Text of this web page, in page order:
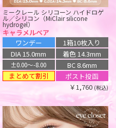
ミークレール シリコーン ハイドロゲ
ル／シリコン（MiClair silicone
hydrogel）
キャラメルベア
ワンデー
1箱10枚入り
DIA 15.0mm
着色 14.3mm
±0.00〜-8.00
BC 8.6mm
まとめて割引
ポスト投函
￥1,760 (税込)
アイクローゼット シリコーン ハイド
ロゲル／シリコン（eye closet
SILICONE HYDROGEL）
ペアグレー
ワンデー
1箱10枚入り
DIA 14.0mm
着色 13.4mm
±0.00〜-8.00
BC 8.7mm
まとめて割引
ポスト投函
￥1,760
(税込)
￥3,278(税込)
￥1,760(税込)
デューリット シリコーン ハイドロゲ
ル／シリコン（Dewlit silicone
hydrogel）
ラベンダーデュー【回らない水
ワンデー
1箱10枚入り
DIA 14.5mm
着色 13.6mm
±0.00〜-8.00
BC 8.7mm
ポスト投函
￥1,760
(税込)